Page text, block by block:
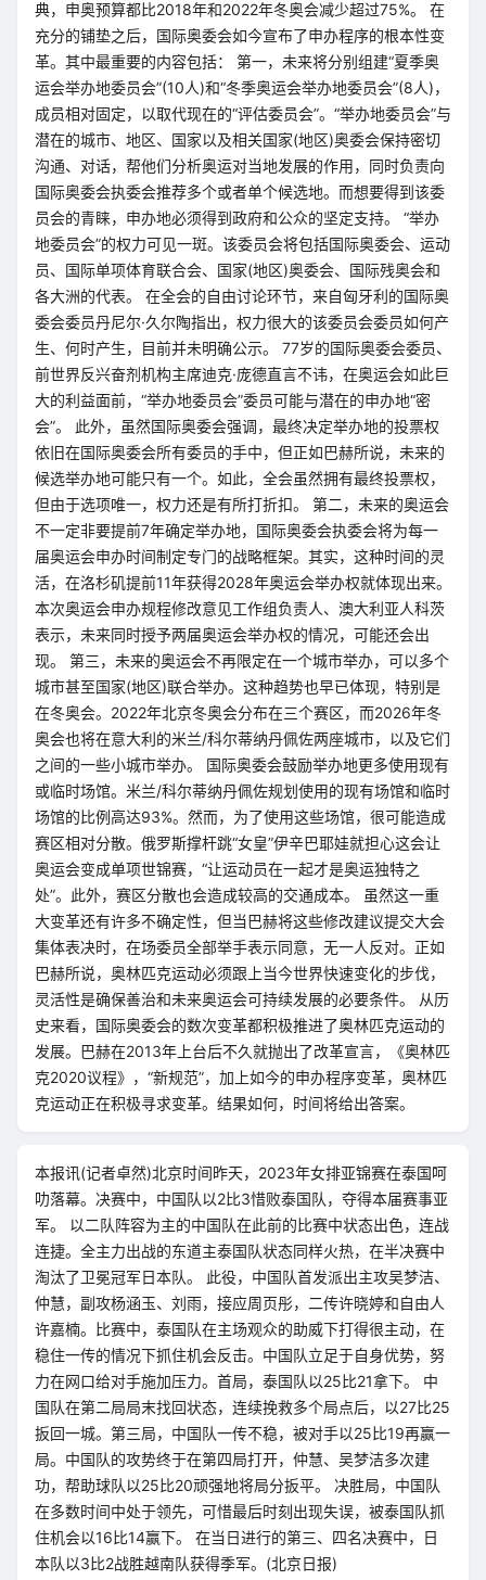
典，申奥预算都比2018年和2022年冬奥会减少超过75%。 在
充分的铺垫之后，国际奥委会如今宣布了申办程序的根本性变
革。其中最重要的内容包括： 第一，未来将分别组建“夏季奥
运会举办地委员会”(10人)和“冬季奥运会举办地委员会”(8人)，
成员相对固定，以取代现在的“评估委员会”。“举办地委员会”与
潜在的城市、地区、国家以及相关国家(地区)奥委会保持密切
沟通、对话，帮他们分析奥运对当地发展的作用，同时负责向
国际奥委会执委会推荐多个或者单个候选地。而想要得到该委
员会的青睐，申办地必须得到政府和公众的坚定支持。 “举办
地委员会”的权力可见一斑。该委员会将包括国际奥委会、运动
员、国际单项体育联合会、国家(地区)奥委会、国际残奥会和
各大洲的代表。 在全会的自由讨论环节，来自匈牙利的国际奥
委会委员丹尼尔·久尔陶指出，权力很大的该委员会委员如何产
生、何时产生，目前并未明确公示。 77岁的国际奥委会委员、
前世界反兴奋剂机构主席迪克·庞德直言不讳，在奥运会如此巨
大的利益面前，“举办地委员会”委员可能与潜在的申办地“密
会”。 此外，虽然国际奥委会强调，最终决定举办地的投票权
依旧在国际奥委会所有委员的手中，但正如巴赫所说，未来的
候选举办地可能只有一个。如此，全会虽然拥有最终投票权，
但由于选项唯一，权力还是有所打折扣。 第二，未来的奥运会
不一定非要提前7年确定举办地，国际奥委会执委会将为每一
届奥运会申办时间制定专门的战略框架。其实，这种时间的灵
活，在洛杉矶提前11年获得2028年奥运会举办权就体现出来。
本次奥运会申办规程修改意见工作组负责人、澳大利亚人科茨
表示，未来同时授予两届奥运会举办权的情况，可能还会出
现。 第三，未来的奥运会不再限定在一个城市举办，可以多个
城市甚至国家(地区)联合举办。这种趋势也早已体现，特别是
在冬奥会。2022年北京冬奥会分布在三个赛区，而2026年冬
奥会也将在意大利的米兰/科尔蒂纳丹佩佐两座城市，以及它们
之间的一些小城市举办。 国际奥委会鼓励举办地更多使用现有
或临时场馆。米兰/科尔蒂纳丹佩佐规划使用的现有场馆和临时
场馆的比例高达93%。然而，为了使用这些场馆，很可能造成
赛区相对分散。俄罗斯撑杆跳“女皇”伊辛巴耶娃就担心这会让
奥运会变成单项世锦赛，“让运动员在一起才是奥运独特之
处”。此外，赛区分散也会造成较高的交通成本。 虽然这一重
大变革还有许多不确定性，但当巴赫将这些修改建议提交大会
集体表决时，在场委员全部举手表示同意，无一人反对。正如
巴赫所说，奥林匹克运动必须跟上当今世界快速变化的步伐，
灵活性是确保善治和未来奥运会可持续发展的必要条件。 从历
史来看，国际奥委会的数次变革都积极推进了奥林匹克运动的
发展。巴赫在2013年上台后不久就抛出了改革宣言，《奥林匹
克2020议程》，“新规范”，加上如今的申办程序变革，奥林匹
克运动正在积极寻求变革。结果如何，时间将给出答案。
本报讯(记者卓然)北京时间昨天，2023年女排亚锦赛在泰国呵
叻落幕。决赛中，中国队以2比3惜败泰国队，夺得本届赛事亚
军。 以二队阵容为主的中国队在此前的比赛中状态出色，连战
连捷。全主力出战的东道主泰国队状态同样火热，在半决赛中
淘汰了卫冕冠军日本队。 此役，中国队首发派出主攻吴梦洁、
仲慧，副攻杨涵玉、刘雨，接应周页彤，二传许晓婷和自由人
许嘉楠。比赛中，泰国队在主场观众的助威下打得很主动，在
稳住一传的情况下抓住机会反击。中国队立足于自身优势，努
力在网口给对手施加压力。首局，泰国队以25比21拿下。 中
国队在第二局局末找回状态，连续挽救多个局点后，以27比25
扳回一城。第三局，中国队一传不稳，被对手以25比19再赢一
局。中国队的攻势终于在第四局打开，仲慧、吴梦洁多次建
功，帮助球队以25比20顽强地将局分扳平。 决胜局，中国队
在多数时间中处于领先，可惜最后时刻出现失误，被泰国队抓
住机会以16比14赢下。 在当日进行的第三、四名决赛中，日
本队以3比2战胜越南队获得季军。(北京日报)